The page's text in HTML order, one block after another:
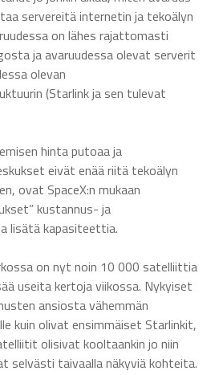
servereitä internetin ja tekoälyn
on lähes rajattomasti
ja avaruudessa olevat serverit
olevan
(Starlink ja sen tulevat
hinta putoaa ja
eivät enää riitä tekoälyn
ovat SpaceX:n mukaan
kustannus- ja
lisätä kapasiteettia.
on nyt noin 10 000 satelliittia
useita kertoja viikossa. Nykyiset
ansiosta vähemmän
kuin olivat ensimmäiset Starlinkit,
olisivat kooltaankin jo niin
selvästi taivaalla näkyviä kohteita.